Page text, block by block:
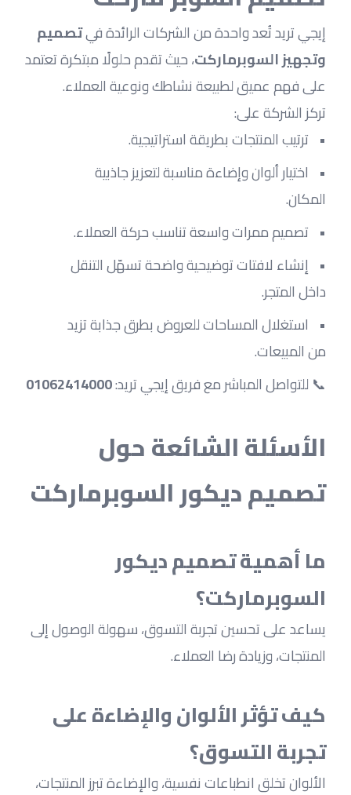
إيجي تريد تُعد واحدة من الشركات الرائدة في
وتجهيز السوبرماركت
على فهم عميق لطبيعة نشاطك ونوعية العملاء.
تركز الشركة على:
ترتيب المنتجات بطريقة استراتيجية.
اختيار ألوان وإضاءة مناسبة لتعزيز جاذبية
المكان.
تصميم ممرات واسعة تناسب حركة العملاء.
إنشاء لافتات توضيحية واضحة تسهّل التنقل
داخل المتجر.
استغلال المساحات للعروض بطرق جذابة تزيد
من المبيعات.
📞 للتواصل المباشر مع فريق إيجي تريد: 01062414000
تصميم ديكور السوبرماركت
ما أهمية تصميم ديكور
السوبرماركت؟
المنتجات، وزيادة رضا العملاء.
تجربة التسوق؟